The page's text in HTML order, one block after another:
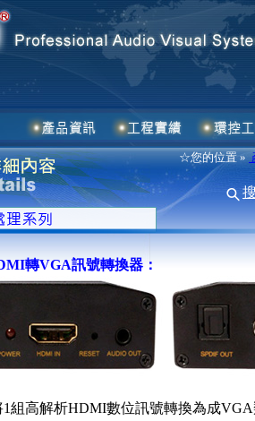
☆您的位置 »
轉VGA訊號轉換器：
組高解析HDMI數位訊號轉換為成